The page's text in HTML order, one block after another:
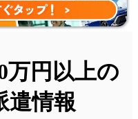
万円以上の
遣情報